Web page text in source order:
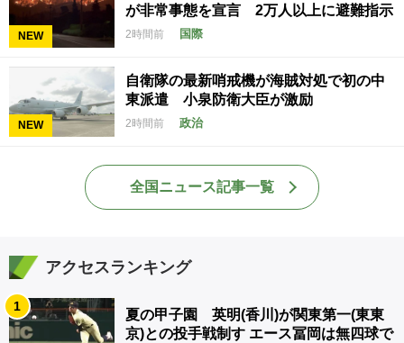
NEW
が非常事態を宣言 2万人以上に避難指示
2時間前 国際
NEW
自衛隊の最新哨戒機が海賊対処で初の中
東派遣 小泉防衛大臣が激励
2時間前 政治
全国ニュース記事一覧
アクセスランキング
1
夏の甲子園 英明(香川)が関東第一(東東
京)との投手戦制す エース冨岡は無四球で